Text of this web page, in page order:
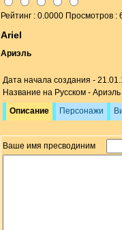
Рейтинг : 0.0000 Просмотров :
Ariel
Ариэль
Дата начала создания -
Название на Русском - Ариэль
Описание
Персонажи
Ваше имя пресводиним